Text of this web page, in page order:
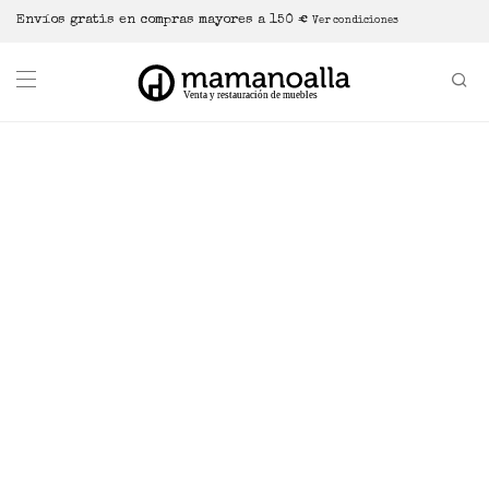
Envíos gratis en compras mayores a 150 € Ver condiciones